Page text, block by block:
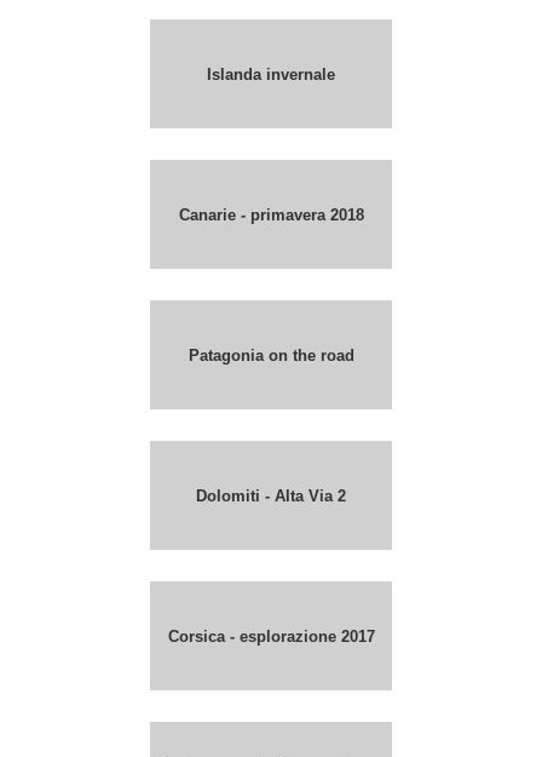
Islanda invernale
Canarie - primavera 2018
Patagonia on the road
Dolomiti - Alta Via 2
Corsica - esplorazione 2017